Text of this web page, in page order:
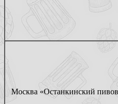
Москва «Останкинский